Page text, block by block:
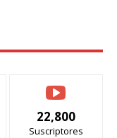
22,800
Suscriptores